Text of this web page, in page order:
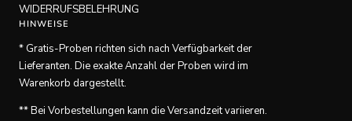
WIDERRUFSBELEHRUNG
HINWEISE
* Gratis-Proben richten sich nach Verfügbarkeit der
Lieferanten. Die exakte Anzahl der Proben wird im
Warenkorb dargestellt.
** Bei Vorbestellungen kann die Versandzeit variieren.